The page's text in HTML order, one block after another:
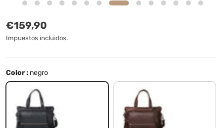
Precio normal
€159,90
Impuestos incluidos.
Color : negro
negro terra - marrón